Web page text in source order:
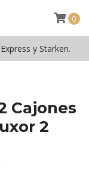
y Starken.
0
Cajones
2